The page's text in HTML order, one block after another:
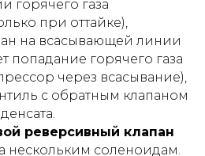
горячего газа
при оттайке),
на всасывающей линии
попадание горячего газа
через всасывание),
с обратным клапаном
реверсивный клапан
нескольким соленоидам.